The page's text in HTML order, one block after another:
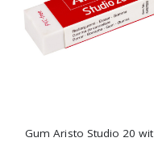
Gum Aristo Studio 20 wit